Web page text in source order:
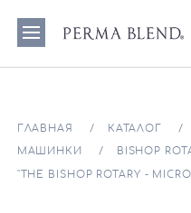
ГЛАВНАЯ КАТАЛОГ
МАШИНКИ BISHOP
"THE BISHOP ROTARY -